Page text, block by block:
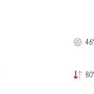
46'
80'